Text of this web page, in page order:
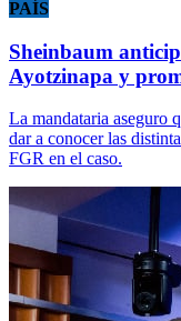
PAÍS
Sheinbaum
Ayotzinapa y
La mandataria aseguro
dar a conocer las
FGR en el caso.